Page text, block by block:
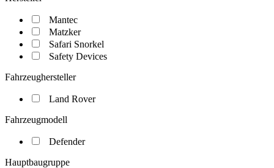
Mantec
Matzker
Safari Snorkel
Safety Devices
Fahrzeughersteller
Land Rover
Fahrzeugmodell
Defender
Hauptbaugruppe